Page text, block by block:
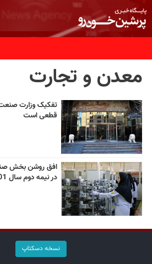
معدن و تجارت
تفکیک وزارت
قطعی است
افق روشن بخش
در نیمه دوم سال 1401
نسخه دسکتاپ